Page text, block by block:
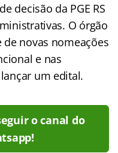
decisão da PGE RS
O órgão
novas nomeações
e nas
um edital.
o canal do